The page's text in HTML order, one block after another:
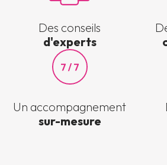
Des conseils
d'experts
Un accompagnement
sur-mesure